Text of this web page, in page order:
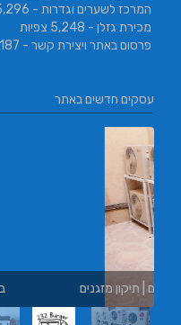
המרכז לשערים וגדרות - 5,296 צפיות
מכירת גזלן - 5,248 צפיות
פרסום באתר ויצירת קשר - 5,187 צפיות
עסקים חדשים באתר
בורגר באשכול | בורגר 232 | Burger 232 | בורגר בר